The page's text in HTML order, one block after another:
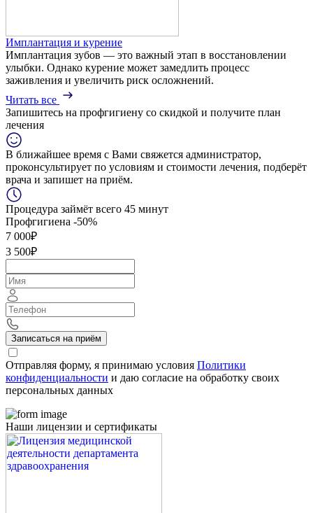
Имплантация и курение
Имплантация зубов — это важный этап в восстановлении
улыбки. Однако курение может замедлить процесс
заживления и увеличить риск осложнений.
Читать все
Запишитесь на профгигиену со скидкой и получите план
лечения
В ближайшее время с Вами свяжется администратор,
проконсультирует по условиям и стоимости лечения, подберёт
врача и запишет на приём.
Процедура займёт всего 45 минут
Профгигиена -50%
7 000₽
3 500₽
Записаться на приём
Отправляя форму, я принимаю условия Политики
конфиденциальности и даю согласие на обработку своих
персональных данных
Наши лицензии и сертификаты